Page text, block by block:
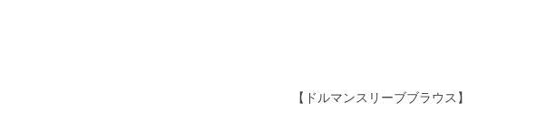
【ドルマンスリーブブラウス】